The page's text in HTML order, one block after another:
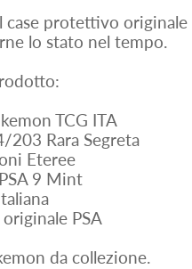
case protettivo originale
lo stato nel tempo.
TCG ITA
Rara Segreta
Eteree
9 Mint
PSA
da collezione.